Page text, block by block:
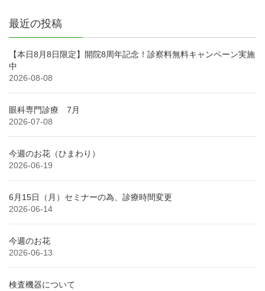
最近の投稿
【本日8月8日限定】開院8周年記念！診察料無料キャンペーン実施
中
2026-08-08
眼科専門診療 7月
2026-07-08
今週のお花（ひまわり）
2026-06-19
6月15日（月）セミナーの為、診療時間変更
2026-06-14
今週のお花
2026-06-13
検査機器について